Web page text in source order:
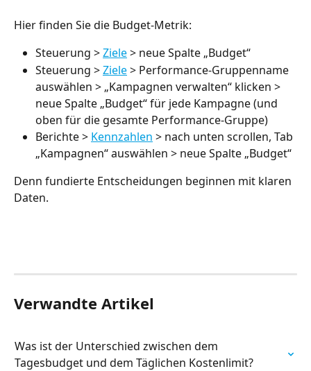
Hier finden Sie die Budget-Metrik:
Steuerung > Ziele > neue Spalte „Budget“
Steuerung > Ziele > Performance-Gruppenname
auswählen > „Kampagnen verwalten“ klicken >
neue Spalte „Budget“ für jede Kampagne (und
oben für die gesamte Performance-Gruppe)
Berichte > Kennzahlen > nach unten scrollen, Tab
„Kampagnen“ auswählen > neue Spalte „Budget“
Denn fundierte Entscheidungen beginnen mit klaren
Daten.
Verwandte Artikel
Was ist der Unterschied zwischen dem
Tagesbudget und dem Täglichen Kostenlimit?